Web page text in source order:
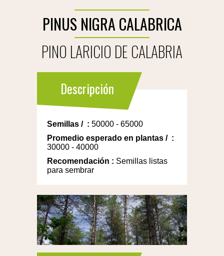
PINUS NIGRA CALABRICA
PINO LARICIO DE CALABRIA
Descripción
Semillas / : 50000 - 65000
Promedio esperado en plantas / :
30000 - 40000
Recomendación : Semillas listas
para sembrar